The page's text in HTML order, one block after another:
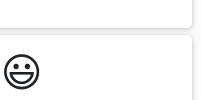
😃️